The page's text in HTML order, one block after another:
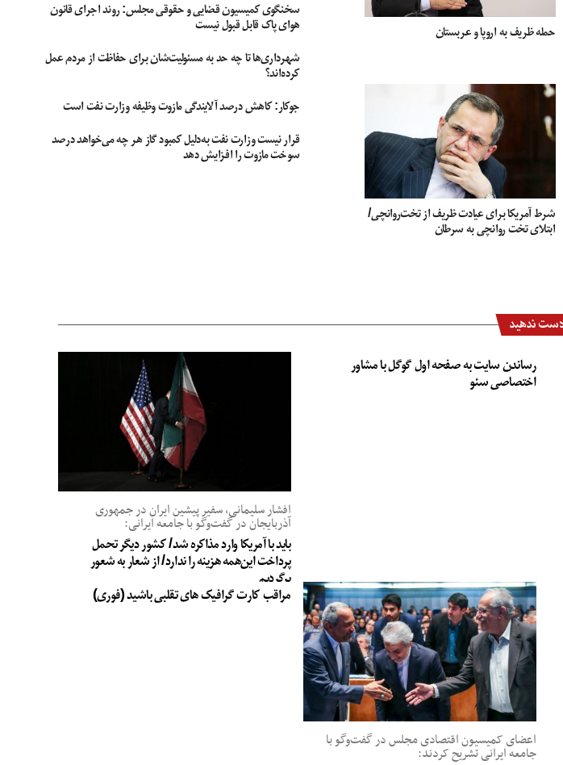
حمله ظریف به اروپا و عربستان
شرط آمریکا برای عیادت ظریف از تخت‌روانچی/
ابتلای تخت روانچی به سرطان
سخنگوی کمیسیون قضایی و حقوقی مجلس: روند اجرای قانون
هوای پاک قابل قبول نیست
شهرداری‌ها تا چه حد به مسئولیت‌شان برای حفاظت از مردم عمل
کرده‌اند؟
جوکار: کاهش درصد آلایندگی مازوت وظیفه وزارت نفت است
قرار نیست وزارت نفت به‌دلیل کمبود گاز هر چه می‌خواهد درصد
سوخت مازوت را افزایش دهد
ندهید
رساندن سایت به صفحه اول گوگل با مشاور
اختصاصی سئو
افشار سلیمانی، سفیر پیشین ایران در جمهوری
آذربایجان در گفت‌وگو با جامعه ایرانی:
باید با آمریکا وارد مذاکره شد/ کشور دیگر تحمل
پرداخت این‌همه هزینه را ندارد/ از شعار به شعور
برگردیم
اعضای کمیسیون اقتصادی مجلس در گفت‌وگو با
جامعه ایرانی تشریح کردند:
مراقب کارت گرافیک های تقلبی باشید (فوری)